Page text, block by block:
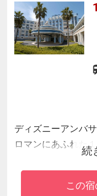
ディズニーアンバ
ロマンにあふれた
ーマとしたディズ
華やかなアールデ
やインテリア、こ
続
この